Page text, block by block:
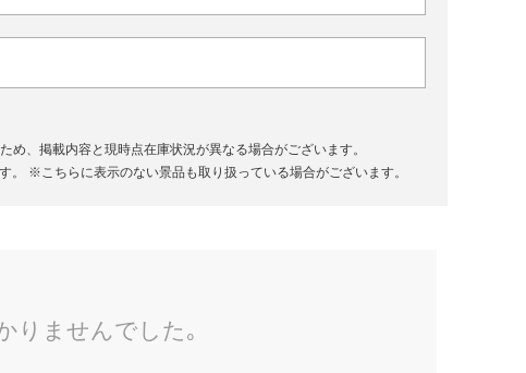
め、掲載内容と現時点在庫状況が異なる場合がございます。
。
※こちらに表示のない景品も取り扱っている場合がございます。